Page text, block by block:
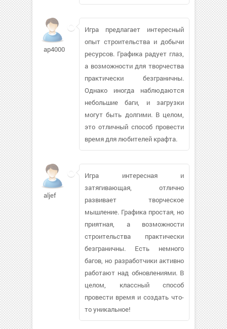
ap4000
Игра предлагает интересный
опыт строительства и добычи
ресурсов. Графика радует глаз,
а возможности для творчества
практически безграничны.
Однако иногда наблюдаются
небольшие баги, и загрузки
могут быть долгими. В целом,
это отличный способ провести
время для любителей крафта.
aljef
Игра интересная и
затягивающая, отлично
развивает творческое
мышление. Графика простая, но
приятная, а возможности
строительства практически
безграничны. Есть немного
багов, но разработчики активно
работают над обновлениями. В
целом, классный способ
провести время и создать что-
то уникальное!